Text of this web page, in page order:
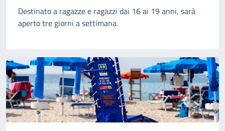
Destinato a ragazze e ragazzi dai 16 ai 19 anni, sarà
aperto tre giorni a settimana.